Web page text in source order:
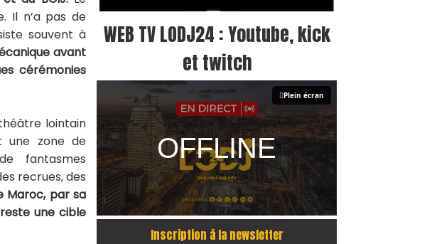
Il n’a pas de
souvent à
avant
cérémonies
lointain
une zone de
fantasmes
recrues, des
Maroc, par sa
une cible
WEB TV LODJ24 : Youtube, kick
et twitch
Plein écran
Inscription à la newsletter